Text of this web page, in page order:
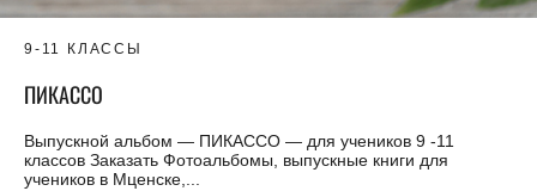
9-11 КЛАССЫ
ПИКАССО
Выпускной альбом — ПИКАССО — для учеников 9 -11
классов Заказать Фотоальбомы, выпускные книги для
учеников в Мценске,...